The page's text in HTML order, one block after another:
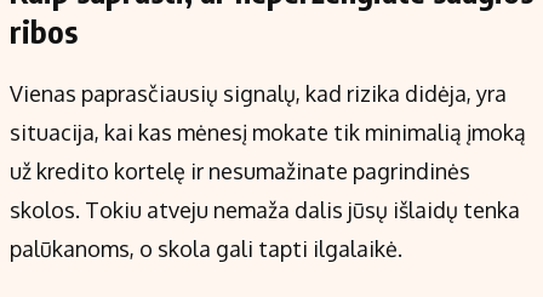
ribos
Vienas paprasčiausių signalų, kad rizika didėja, yra
situacija, kai kas mėnesį mokate tik minimalią įmoką
už kredito kortelę ir nesumažinate pagrindinės
skolos. Tokiu atveju nemaža dalis jūsų išlaidų tenka
palūkanoms, o skola gali tapti ilgalaikė.